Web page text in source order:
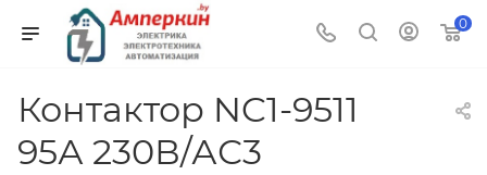
0
Контактор NC1-9511
95А 230В/АС3